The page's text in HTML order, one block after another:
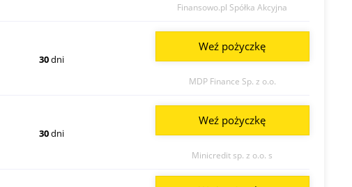
Finansowo.pl Spółka Akcyjna
30dni
MDP Finance Sp. z o.o.
Weź pożyczkę
30dni
Minicredit sp. z o.o. s
Weź pożyczkę